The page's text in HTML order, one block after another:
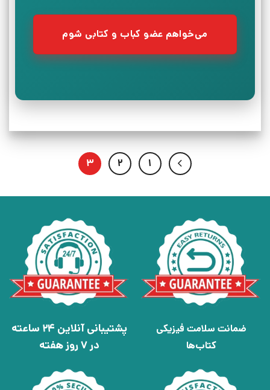
می‌خواهم عضو کباب و کتابی شوم
1
2
3
ضمانت سلامت فیزیکی
کتاب‌ها
پشتیبانی آنلاین 24 ساعته
در 7 روز هفته